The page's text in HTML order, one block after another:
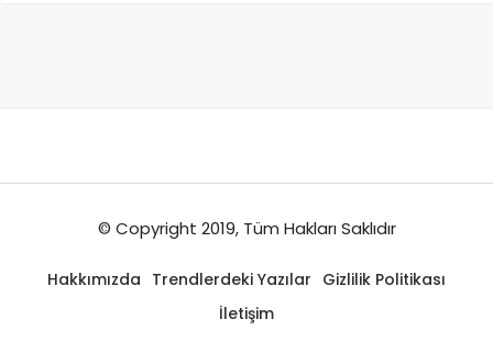
© Copyright 2019, Tüm Hakları Saklıdır
Hakkımızda Trendlerdeki Yazılar Gizlilik Politikası
İletişim